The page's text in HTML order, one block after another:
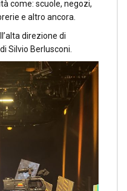
come: scuole, negozi,
e altro ancora.
direzione di
Silvio Berlusconi.